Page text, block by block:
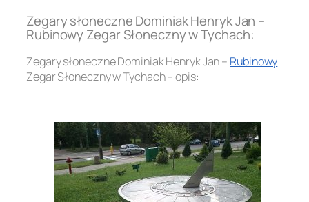
Zegary słoneczne Dominiak Henryk Jan –
Rubinowy Zegar Słoneczny w Tychach:
Zegary słoneczne Dominiak Henryk Jan – Rubinowy
Zegar Słoneczny w Tychach – opis: